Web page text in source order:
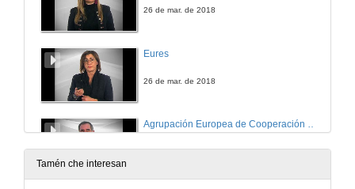
26 de mar. de 2018
Eures
26 de mar. de 2018
Agrupación Europea de Cooperación Galicia-Norte de Portugal
26 de mar. de 2018
Tamén che interesan